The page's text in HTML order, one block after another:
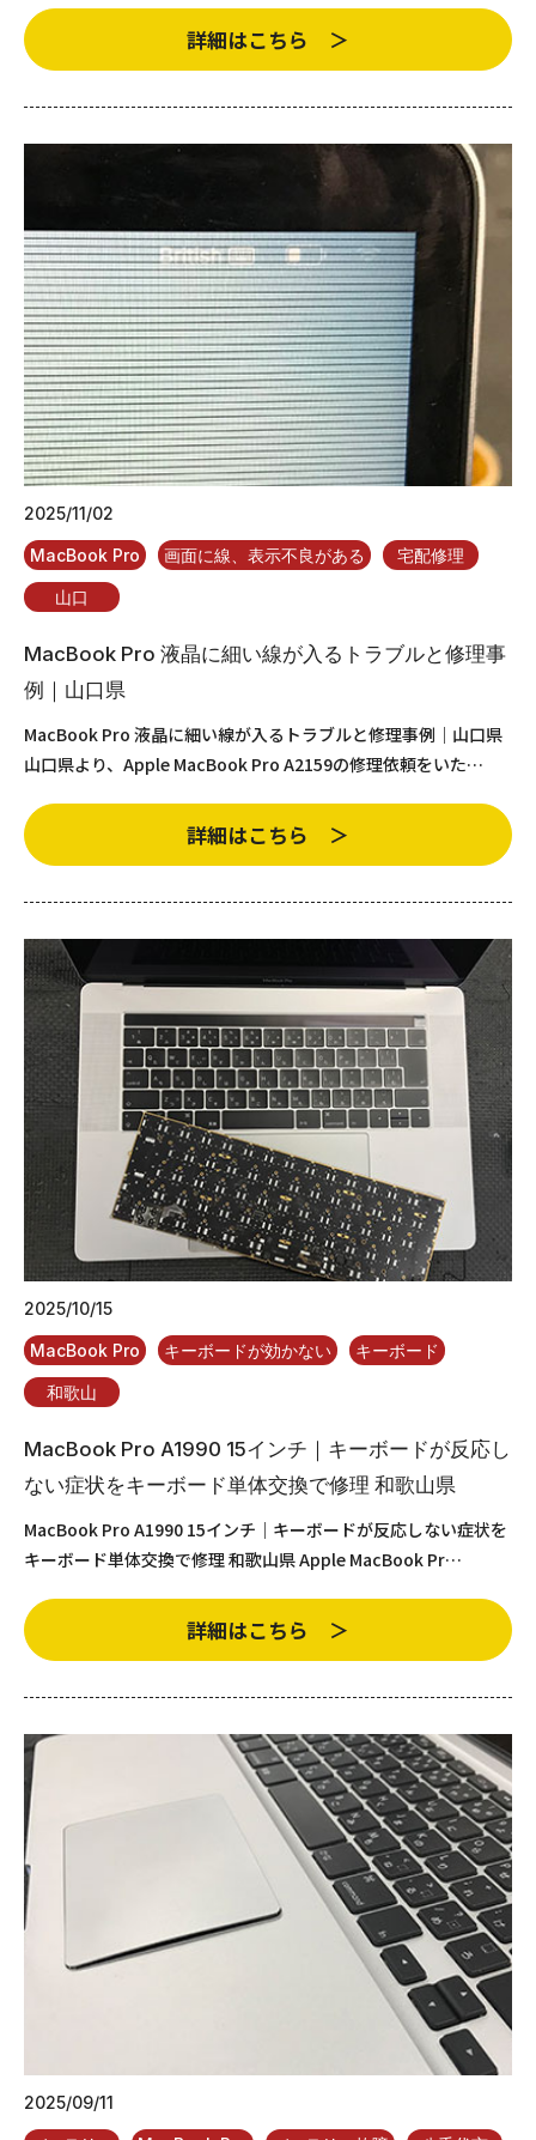
詳細はこちら ＞
2025/11/02
MacBook Pro 画面に線、表示不良がある 宅配修理
山口
MacBook Pro 液晶に細い線が入るトラブルと修理事
例｜山口県
MacBook Pro 液晶に細い線が入るトラブルと修理事例｜山口県
山口県より、Apple MacBook Pro A2159の修理依頼をいた…
詳細はこちら ＞
2025/10/15
MacBook Pro キーボードが効かない キーボード
和歌山
MacBook Pro A1990 15インチ｜キーボードが反応し
ない症状をキーボード単体交換で修理 和歌山県
MacBook Pro A1990 15インチ｜キーボードが反応しない症状を
キーボード単体交換で修理 和歌山県 Apple MacBook Pr…
詳細はこちら ＞
2025/09/11